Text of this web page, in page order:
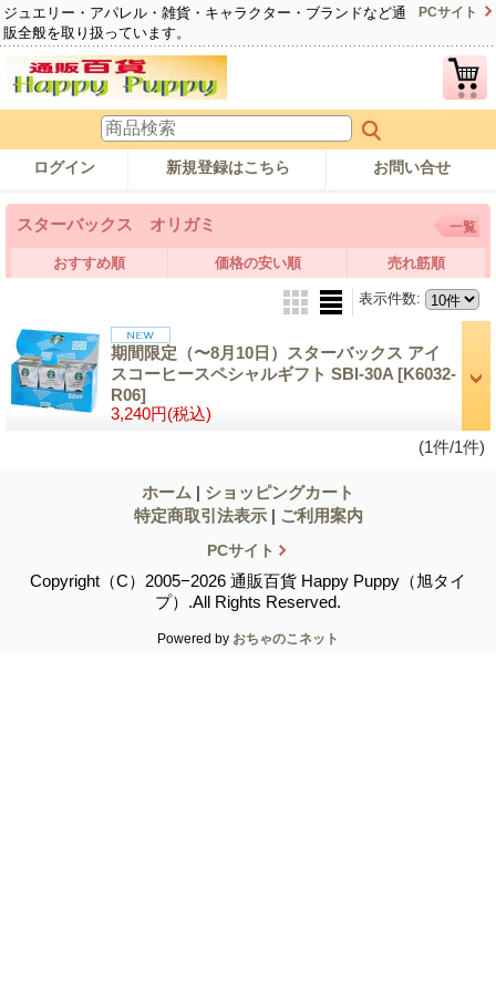
ジュエリー・アパレル・雑貨・キャラクター・ブランドなど通
販全般を取り扱っています。
PCサイト
ログイン 新規登録はこちら お問い合せ
スターバックス オリガミ 一覧
おすすめ順 価格の安い順 売れ筋順
表示件数:
期間限定（〜8月10日）スターバックス アイ
スコーヒースペシャルギフト SBI-30A [K6032-
R06]
3,240円(税込)
(1件/1件)
ホーム | ショッピングカート
特定商取引法表示 | ご利用案内
PCサイト
Copyright（C）2005−2026 通販百貨 Happy Puppy（旭タイ
プ）.All Rights Reserved.
Powered by おちゃのこネット